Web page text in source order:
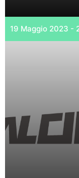
19 Maggio 2023 -